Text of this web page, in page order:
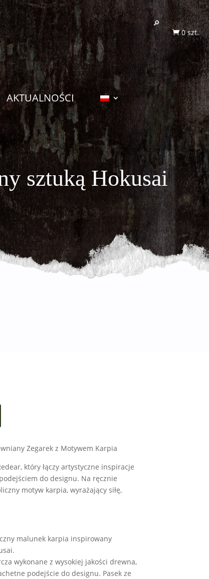
 0 szt.
AKTUALNOŚCI
sztuką Hokusai
Zegarek z Motywem Karpia
który łączy artystyczne inspiracje
do designu. Na ręcznie
motyw karpia, wyrażający siłę,
malunek karpia inspirowany
wykonane z wysokiej jakości drewna,
podejście do designu. Pasek ze